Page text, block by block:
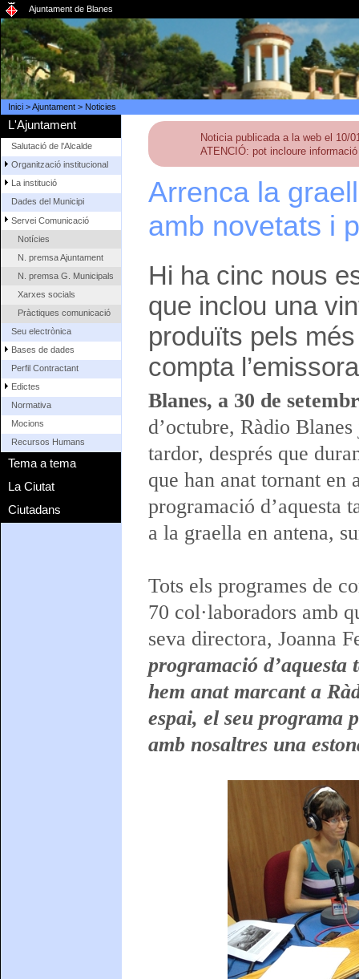
Ajuntament de Blanes
Inici>Ajuntament> Noticies
L'Ajuntament
Salutació de l'Alcalde
Organització institucional
La institució
Dades del Municipi
Servei Comunicació
Notícies
N. premsa Ajuntament
N. premsa G. Municipals
Xarxes socials
Pràctiques comunicació
Seu electrònica
Bases de dades
Perfil Contractant
Edictes
Normativa
Mocions
Recursos Humans
Tema a tema
La Ciutat
Ciutadans
Noticia publicada a la web el 10/
ATENCIÓ: pot incloure
Arrenca la
amb novetats i
Hi ha cinc nous
que inclou una
produïts pels
compta
Blanes, a 30 de
d’octubre, Ràdio
tardor, després que
que han anat tornant en
programació d’aquesta
a la graella en antena,
Tots els programes de
70 col·laboradors amb
seva directora, Joanna
programació d’aquesta
hem anat marcant a
espai, el seu programa
amb nosaltres una